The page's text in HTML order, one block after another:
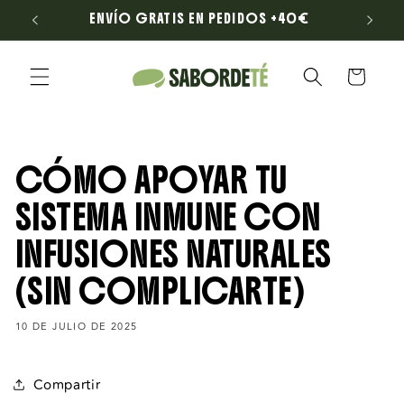
directamente
al contenido
ENVÍO GRATIS EN PEDIDOS +40€
Carrito
CÓMO APOYAR TU
SISTEMA INMUNE CON
INFUSIONES NATURALES
(SIN COMPLICARTE)
10 DE JULIO DE 2025
Compartir